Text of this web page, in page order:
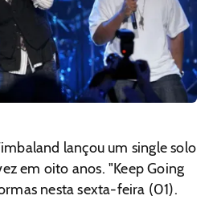
lançou um single solo
em oito anos. "Keep Going
nesta sexta-feira (01).